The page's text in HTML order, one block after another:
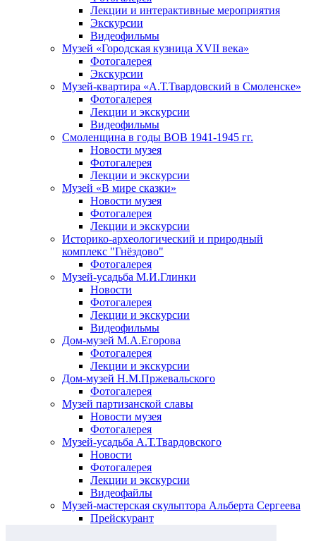
Лекции и интерактивные мероприятия
Экскурсии
Видеофильмы
Музей «Городская кузница XVII века»
Фотогалерея
Экскурсии
Музей-квартира «А.Т.Твардовский в Смоленске»
Фотогалерея
Лекции и экскурсии
Видеофильмы
Смоленщина в годы ВОВ 1941-1945 гг.
Новости музея
Фотогалерея
Лекции и экскурсии
Музей «В мире сказки»
Новости музея
Фотогалерея
Лекции и экскурсии
Историко-археологический и природный
комплекс "Гнёздово"
Фотогалерея
Музей-усадьба М.И.Глинки
Новости
Фотогалерея
Лекции и экскурсии
Видеофильмы
Дом-музей М.А.Егорова
Фотогалерея
Лекции и экскурсии
Дом-музей Н.М.Пржевальского
Фотогалерея
Музей партизанской славы
Новости музея
Фотогалерея
Музей-усадьба А.Т.Твардовского
Новости
Фотогалерея
Лекции и экскурсии
Видеофайлы
Музей-мастерская скульптора Альберта Сергеева
Прейскурант